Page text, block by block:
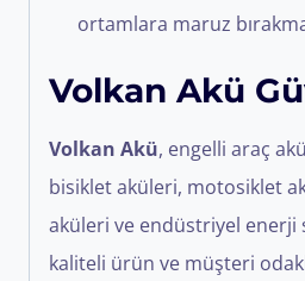
ortamlara maruz
Volkan Akü
Volkan Akü, engelli araç
bisiklet aküleri, motosiklet
aküleri ve endüstriyel enerji
kaliteli ürün ve müşteri